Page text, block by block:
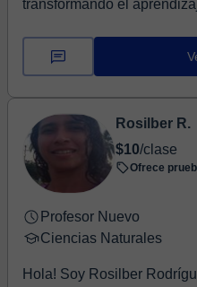
transformando el
Rosilber R.
$10/clase
Ofrece
Profesor Nuevo
Ciencias Naturales
Hola! Soy Rosilber